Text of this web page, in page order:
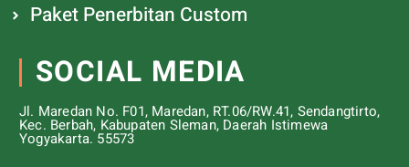
Paket Penerbitan Custom
SOCIAL MEDIA
Jl. Maredan No. F01, Maredan, RT.06/RW.41, Sendangtirto,
Kec. Berbah, Kabupaten Sleman, Daerah Istimewa
Yogyakarta. 55573